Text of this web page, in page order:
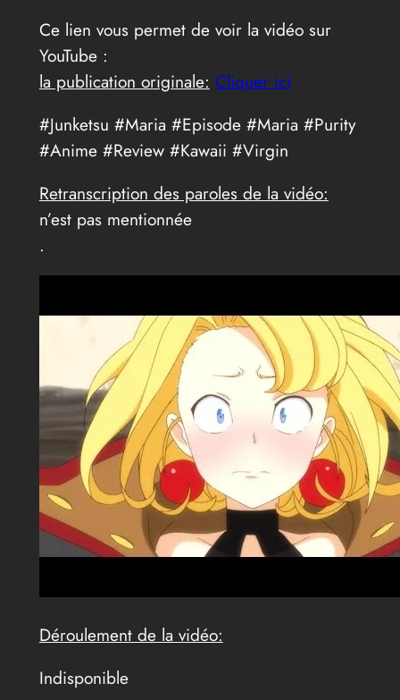
Ce lien vous permet de voir la vidéo sur
YouTube :
la publication originale: Cliquer ici
#Junketsu #Maria #Episode #Maria #Purity
#Anime #Review #Kawaii #Virgin
Retranscription des paroles de la vidéo:
n’est pas mentionnée
.
Déroulement de la vidéo:
Indisponible